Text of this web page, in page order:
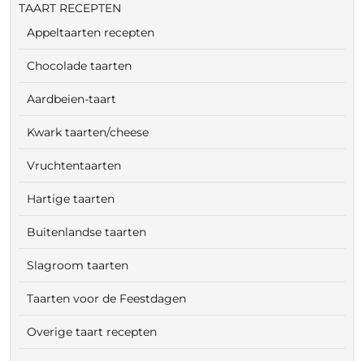
TAART RECEPTEN
Appeltaarten recepten
Chocolade taarten
Aardbeien-taart
Kwark taarten/cheese
Vruchtentaarten
Hartige taarten
Buitenlandse taarten
Slagroom taarten
Taarten voor de Feestdagen
Overige taart recepten